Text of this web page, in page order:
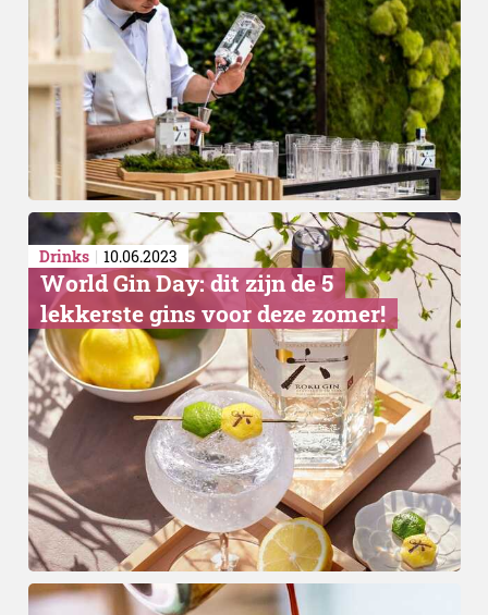
Drinks 10.06.2023
World Gin Day: dit zijn de 5
lekkerste gins voor deze zomer!